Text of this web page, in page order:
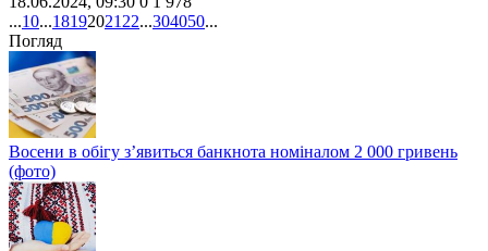
Share
...10...18192021 22...304050...
Погляд
Восени в обігу з’явиться банкнота номіналом 2 000 гривень
(фото)